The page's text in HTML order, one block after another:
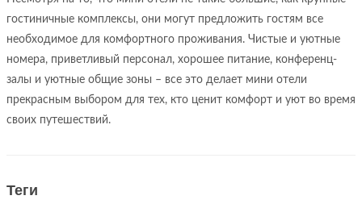
гостиничные комплексы, они могут предложить гостям все
необходимое для комфортного проживания. Чистые и уютные
номера, приветливый персонал, хорошее питание, конференц-
залы и уютные общие зоны – все это делает мини отели
прекрасным выбором для тех, кто ценит комфорт и уют во время
своих путешествий.
Теги